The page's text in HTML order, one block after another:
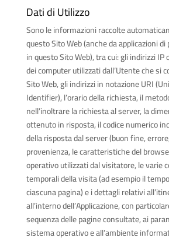
Dati di Utilizzo
Sono le informazioni raccolte
questo Sito Web (anche da applicazioni
in questo Sito Web), tra cui: gli indirizzi IP
dei computer utilizzati dall’Utente che si
Sito Web, gli indirizzi in notazione URI
Identifier), l’orario della richiesta, il
nell’inoltrare la richiesta al server, la
ottenuto in risposta, il codice numerico
della risposta dal server (buon fine,
provenienza, le caratteristiche del
operativo utilizzati dal visitatore, le varie
temporali della visita (ad esempio il
ciascuna pagina) e i dettagli relativi
all’interno dell’Applicazione, con
sequenza delle pagine consultate, ai
sistema operativo e all’ambiente